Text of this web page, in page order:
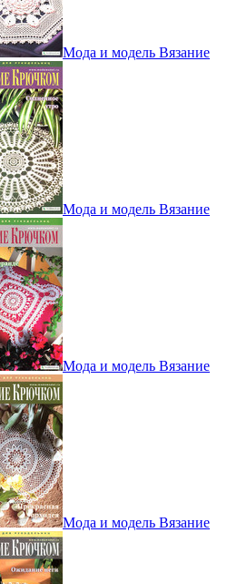
Мода и модель Вязание
Мода и модель Вязание
Мода и модель Вязание
Мода и модель Вязание